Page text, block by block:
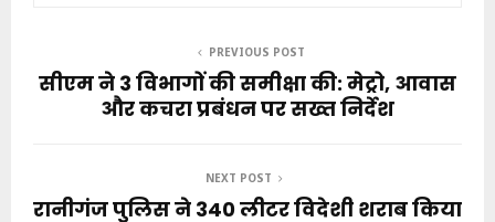
PREVIOUS POST
सीएम ने 3 विभागों की समीक्षा की: मेट्रो, आवास
और कचरा प्रबंधन पर सख्त निर्देश
NEXT POST
रानीगंज पुलिस ने 340 लीटर विदेशी शराब किया